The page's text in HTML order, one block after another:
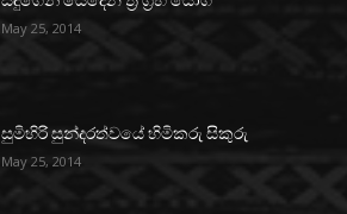
May 25, 2014
සුමිහිරි සුන්දරත්වයේ හිමිකරු සිකුරු
May 25, 2014